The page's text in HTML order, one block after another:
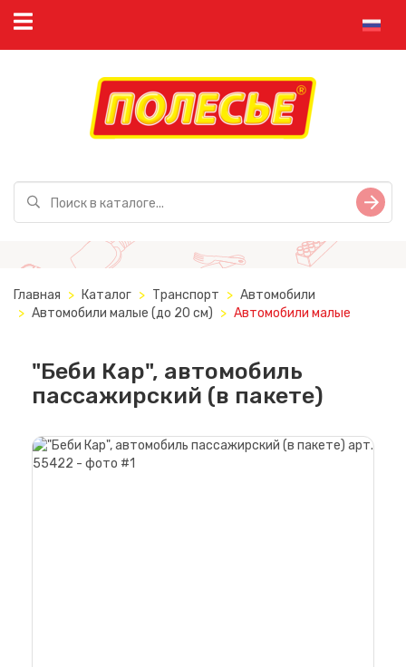
Главная Каталог Транспорт
Автомобили
Автомобили малые (до 20 см)
Автомобили малые
"Беби Кар", автомобиль
пассажирский (в пакете)